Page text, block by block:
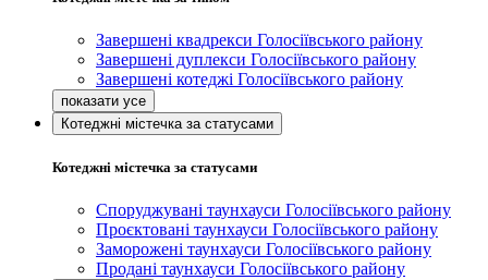
Завершені квадрекси Голосіївського району
Завершені дуплекси Голосіївського району
Завершені котеджі Голосіївського району
Котеджні містечка за статусами
Котеджні містечка за статусами
Споруджувані таунхауси Голосіївського району
Проєктовані таунхауси Голосіївського району
Заморожені таунхауси Голосіївського району
Продані таунхауси Голосіївського району